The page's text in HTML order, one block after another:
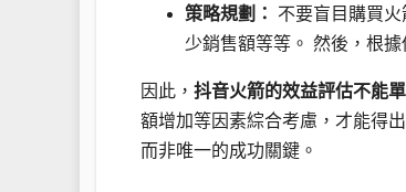
策略規劃：
不要盲目購買
少銷售額等等。 然後，根
因此， 抖音火箭的效益評估不能
額增加等因素綜合考慮，才能得
而非唯一的成功關鍵。